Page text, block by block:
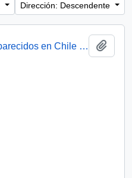
Dirección: Descendente
[Miembro de Amnistía Internacional por la defensa de los detenidos desaparecidos en Chile felicita por la creación de la Comisión de de Verdad y Reconciliación]